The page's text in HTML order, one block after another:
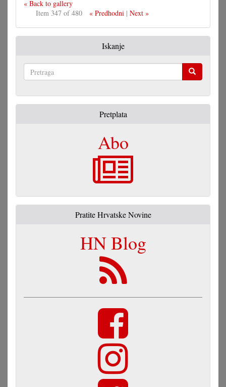
« Back to gallery
Item 347 of 480
« Predhodni| Next »
Iskanje
Pretplata
Abo
Pratite Hrvatske Novine
HN Blog